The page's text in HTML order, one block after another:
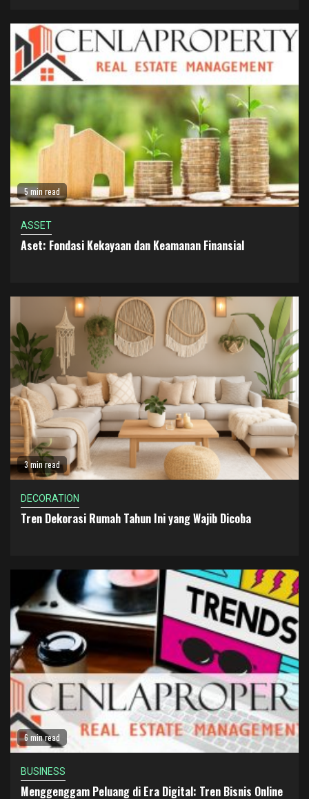
5 min read
ASSET
Aset: Fondasi Kekayaan dan Keamanan Finansial
3 min read
DECORATION
Tren Dekorasi Rumah Tahun Ini yang Wajib Dicoba
6 min read
BUSINESS
Menggenggam Peluang di Era Digital: Tren Bisnis Online